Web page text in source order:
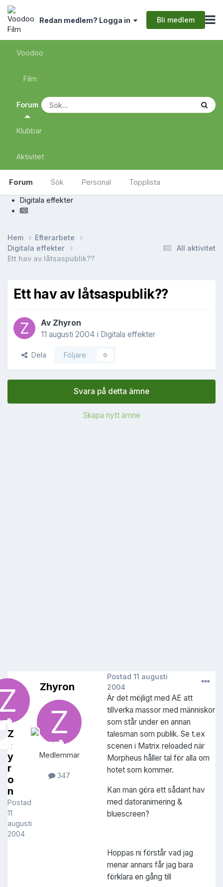
Redan medlem? Logga in Bli medlem
Voodoo
Film
Forum
Forum Sök Personal Topplista
Klubbar
Aktivitet
Digitala effekter
All aktivitet
Hem
Efterarbete
Digitala effekter
Ett hav av låtsaspublik??
Ett hav av låtsaspublik??
Av Zhyron
11 augusti 2004 i Digitala effekter
Dela Följare 0
Svara på detta ämne
Skapa nytt ämne
Z
h
y
r
o
n
Postad
11
augusti
2004
Zhyron
Medlemmar
347
Postad 11 augusti
2004
Är det möjligt med AE att
tillverka massor med människor
som står under en annan
talesman som publik. Se t.ex
scenen i Matrix reloaded när
Morpheus håller tal för alla om
hotet som kommer.
Kan man göra ett sådant hav
med datoranimering &
bluescreen?
Hoppas ni förstår vad jag
menar annars får jag bara
förklara en gång till